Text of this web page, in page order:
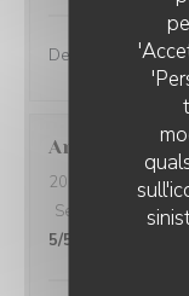
Des saveurs
Annie
2026-08-04 -
Servizio
5/5